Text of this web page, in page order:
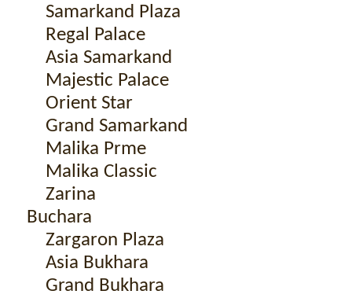
Samarkand Plaza
Regal Palace
Asia Samarkand
Majestic Palace
Orient Star
Grand Samarkand
Malika Prme
Malika Classic
Zarina
Buchara
Zargaron Plaza
Asia Bukhara
Grand Bukhara